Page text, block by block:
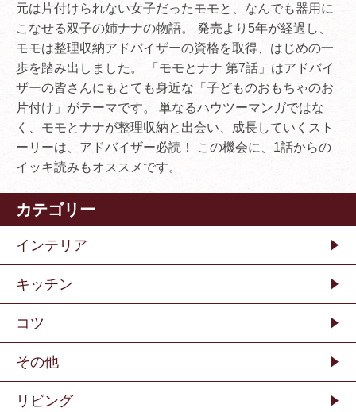
元は片付けられない女子だったモモと、なんでも器用に
こなせる双子の姉ナナの物語。 発売より5年が経過し、
モモは整理収納アドバイザーの資格を取得、はじめの一
歩を踏み出しました。 「モモとナナ 第7話」はアドバイ
ザーの皆さんにもとても身近な「子どものおもちゃのお
片付け」がテーマです。 単なるハウツーマンガではな
く、モモとナナが整理収納と出会い、成長していくスト
ーリーは、アドバイザー必読！ この機会に、1話からの
イッキ読みもオススメです。
カテゴリー
インテリア
キッチン
コツ
その他
リビング